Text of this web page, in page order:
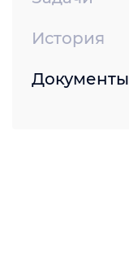
История
Документы